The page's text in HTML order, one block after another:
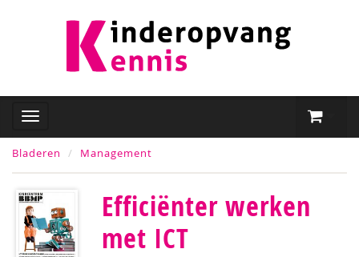
Bladeren Management
Efficiënter werken
met ICT